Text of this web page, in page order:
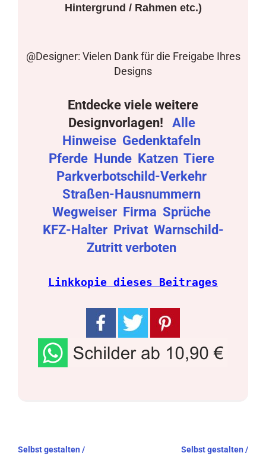
Hintergrund / Rahmen etc.)
@Designer: Vielen Dank für die Freigabe Ihres
Designs
Entdecke viele weitere
Designvorlagen!
Alle
Hinweise Gedenktafeln
Pferde Hunde Katzen Tiere
Parkverbotschild-Verkehr
Straßen-Hausnummern
Wegweiser Firma Sprüche
KFZ-Halter Privat Warnschild-
Zutritt verboten
Linkkopie dieses Beitrages
Beitragsnavigation
Selbst gestalten / Selbst gestalten /